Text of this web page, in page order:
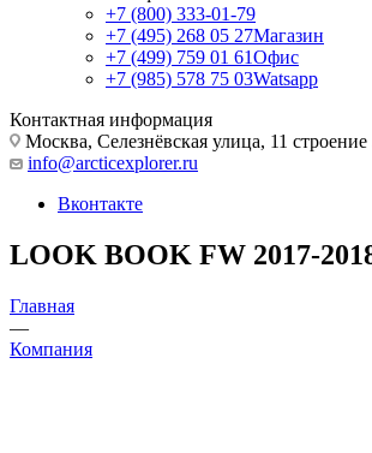
+7 (800) 333-01-79
+7 (495) 268 05 27Магазин
+7 (499) 759 01 61Офис
+7 (985) 578 75 03Watsapp
Контактная информация
Москва, Селезнёвская улица, 11 строение
info@arcticexplorer.ru
Вконтакте
LOOK BOOK FW 2017-
Главная
—
Компания